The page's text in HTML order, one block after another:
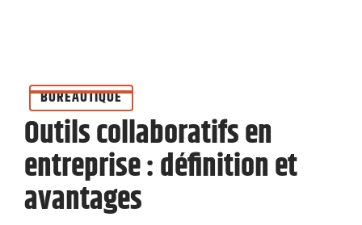
BUREAUTIQUE
Outils collaboratifs en
entreprise : définition et
avantages